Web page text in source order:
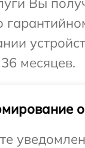
месяцев.
о